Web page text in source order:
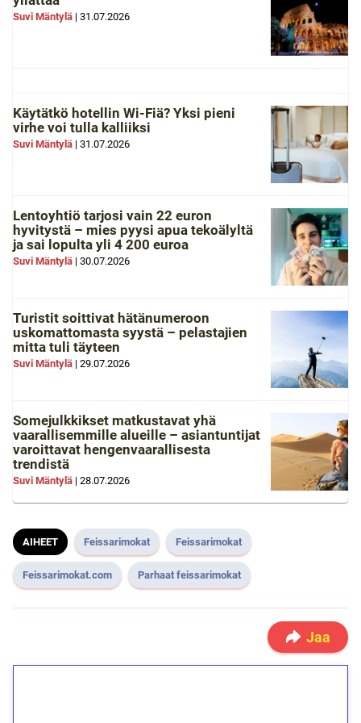
Suvi Mäntylä | 31.07.2026
Käytätkö hotellin Wi-Fiä? Yksi pieni
virhe voi tulla kalliiksi
Suvi Mäntylä | 31.07.2026
Lentoyhtiö tarjosi vain 22 euron
hyvitystä – mies pyysi apua tekoälyltä
ja sai lopulta yli 4 200 euroa
Suvi Mäntylä | 30.07.2026
Turistit soittivat hätänumeroon
uskomattomasta syystä – pelastajien
mitta tuli täyteen
Suvi Mäntylä | 29.07.2026
Somejulkkikset matkustavat yhä
vaarallisemmille alueille – asiantuntijat
varoittavat hengenvaarallisesta
trendistä
Suvi Mäntylä | 28.07.2026
AIHEET Feissarimokat Feissarimokat
Feissarimokat.com Parhaat feissarimokat
Jaa